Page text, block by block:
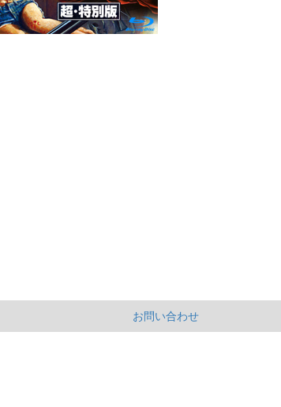
お問い合わせ